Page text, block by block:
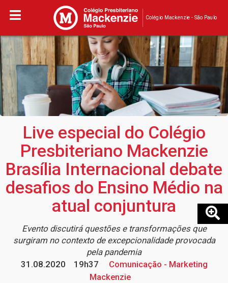
Colégio Mackenzie - São Paulo
Live especial do Colégio
Presbiteriano Mackenzie
Brasília Internacional debate
desafios do Ensino Médio na
atual conjuntura
Evento discutirá questões e transformações que
surgiram no contexto de excepcionalidade provocada
pela pandemia
31.08.2020
19h37
Comunicação - Marketing
Mackenzie